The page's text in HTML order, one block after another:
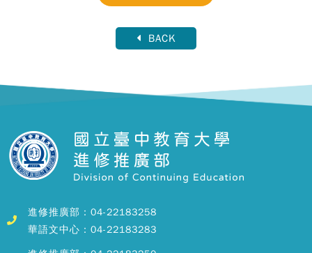
BACK
進修推廣部：04-22183258
華語文中心：04-22183283